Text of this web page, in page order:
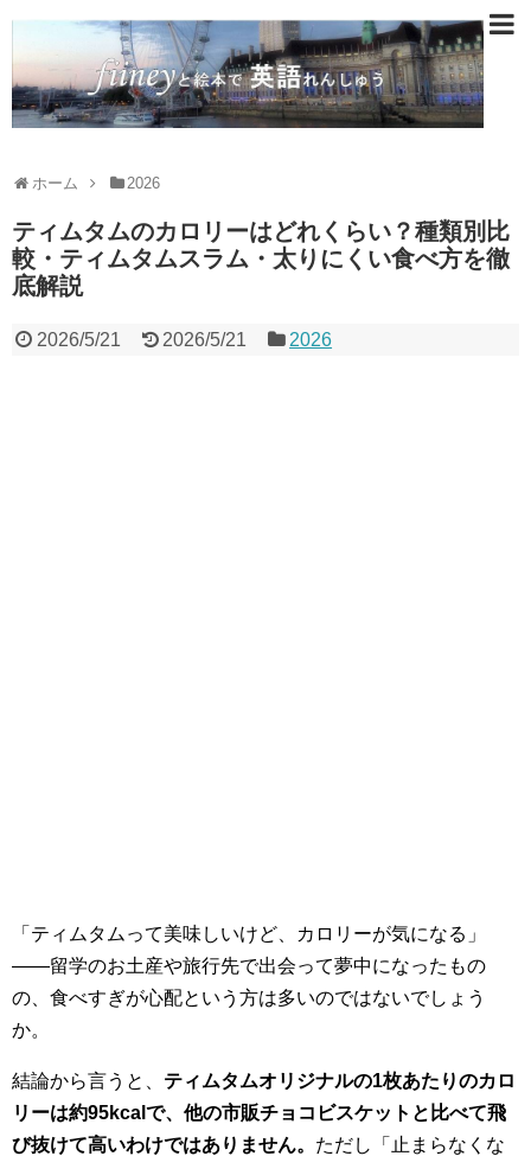
ホーム 2026
ティムタムのカロリーはどれくらい？種類別比
較・ティムタムスラム・太りにくい食べ方を徹
底解説
2026/5/21 2026/5/21 2026
「ティムタムって美味しいけど、カロリーが気になる」
——留学のお土産や旅行先で出会って夢中になったもの
の、食べすぎが心配という方は多いのではないでしょう
か。
結論から言うと、 ティムタムオリジナルの1枚あたりのカロ
リーは約95kcalで、他の市販チョコビスケットと比べて飛
び抜けて高いわけではありません。 ただし「止まらなくな